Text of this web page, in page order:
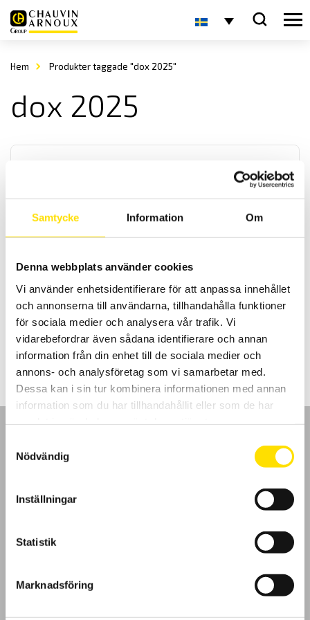
Samtycke Information Om
Denna webbplats använder cookies
Vi använder enhetsidentifierare för att anpassa innehållet
och annonserna till användarna, tillhandahålla funktioner
för sociala medier och analysera vår trafik. Vi
vidarebefordrar även sådana identifierare och annan
information från din enhet till de sociala medier och
annons- och analysföretag som vi samarbetar med.
Dessa kan i sin tur kombinera informationen med annan
information som du har tillhandahållit eller som de har
Nödvändig
Inställningar
Statistik
Marknadsföring
Hem Produkter taggade "dox 2025"
dox 2025
oscilloskop
Oscilloskopserie med stor tydlig 7” färgskärm och med
bandbredder från 25 MHz till 100 MHz . Upp till 1 GS / s sampling.
Med USB och ethernet kommunikation för PC.
6,760.00kr–10,980.00krPrisintervall:
6,760.00 kr
till
LÄS MER